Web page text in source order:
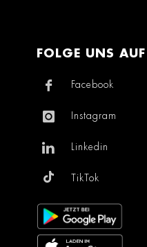
FOLGE UNS AUF
Facebook
Instagram
Linkedin
TikTok